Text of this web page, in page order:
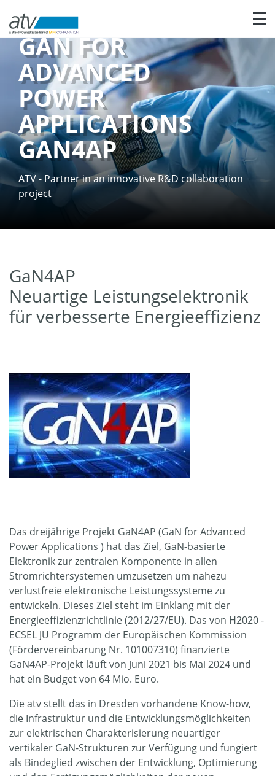
GAN FOR
ADVANCED
POWER
APPLICATIONS
GAN4AP
ATV - Partner in an innovative R&D collaboration
project
GaN4AP
Neuartige Leistungs­elektronik
für verbesserte Energieeffizienz
Das dreijährige Projekt GaN4AP (GaN for Advanced
Power Applications ) hat das Ziel, GaN-basierte
Elektronik zur zentralen Komponente in allen
Stromrichtersystemen umzusetzen um nahezu
verlustfreie elektronische Leistungssysteme zu
entwickeln. Dieses Ziel steht im Einklang mit der
Energieeffizienzrichtlinie (2012/27/EU). Das von H2020 -
ECSEL JU Programm der Europäischen Kommission
(Fördervereinbarung Nr. 101007310) finanzierte
GaN4AP-Projekt läuft von Juni 2021 bis Mai 2024 und
hat ein Budget von 64 Mio. Euro.
Die atv stellt das in Dresden vorhandene Know-how,
die Infrastruktur und die Entwicklungsmöglichkeiten
zur elektrischen Charakterisierung neuartiger
vertikaler GaN-Strukturen zur Verfügung und fungiert
als Bindeglied zwischen der Entwicklung, Optimierung